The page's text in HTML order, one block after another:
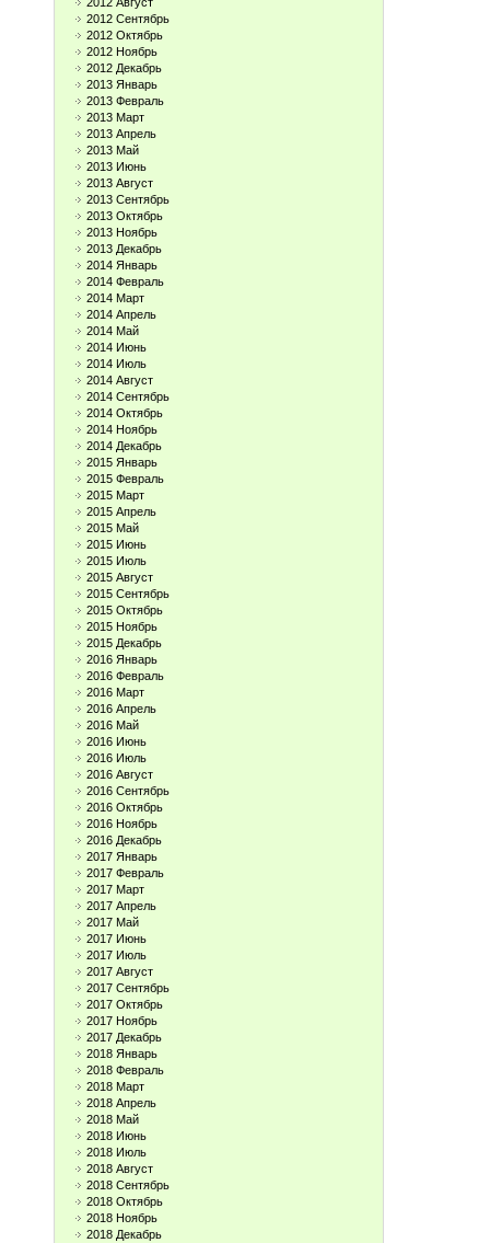
2012 Сентябрь
2012 Октябрь
2012 Ноябрь
2012 Декабрь
2013 Январь
2013 Февраль
2013 Март
2013 Апрель
2013 Май
2013 Июнь
2013 Август
2013 Сентябрь
2013 Октябрь
2013 Ноябрь
2013 Декабрь
2014 Январь
2014 Февраль
2014 Март
2014 Апрель
2014 Май
2014 Июнь
2014 Июль
2014 Август
2014 Сентябрь
2014 Октябрь
2014 Ноябрь
2014 Декабрь
2015 Январь
2015 Февраль
2015 Март
2015 Апрель
2015 Май
2015 Июнь
2015 Июль
2015 Август
2015 Сентябрь
2015 Октябрь
2015 Ноябрь
2015 Декабрь
2016 Январь
2016 Февраль
2016 Март
2016 Апрель
2016 Май
2016 Июнь
2016 Июль
2016 Август
2016 Сентябрь
2016 Октябрь
2016 Ноябрь
2016 Декабрь
2017 Январь
2017 Февраль
2017 Март
2017 Апрель
2017 Май
2017 Июнь
2017 Июль
2017 Август
2017 Сентябрь
2017 Октябрь
2017 Ноябрь
2017 Декабрь
2018 Январь
2018 Февраль
2018 Март
2018 Апрель
2018 Май
2018 Июнь
2018 Июль
2018 Август
2018 Сентябрь
2018 Октябрь
2018 Ноябрь
2018 Декабрь